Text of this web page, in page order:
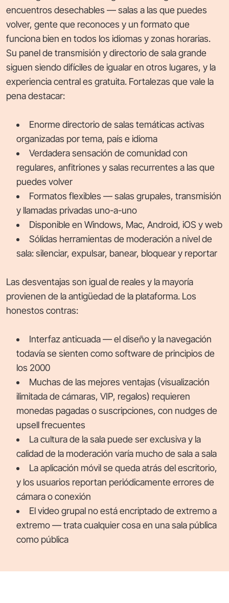
encuentros desechables — salas a las que puedes
volver, gente que reconoces y un formato que
funciona bien en todos los idiomas y zonas horarias.
Su panel de transmisión y directorio de sala grande
siguen siendo difíciles de igualar en otros lugares, y la
experiencia central es gratuita. Fortalezas que vale la
pena destacar:
Enorme directorio de salas temáticas activas
organizadas por tema, país e idioma
Verdadera sensación de comunidad con
regulares, anfitriones y salas recurrentes a las que
puedes volver
Formatos flexibles — salas grupales, transmisión
y llamadas privadas uno-a-uno
Disponible en Windows, Mac, Android, iOS y web
Sólidas herramientas de moderación a nivel de
sala: silenciar, expulsar, banear, bloquear y reportar
Las desventajas son igual de reales y la mayoría
provienen de la antigüedad de la plataforma. Los
honestos contras:
Interfaz anticuada — el diseño y la navegación
todavía se sienten como software de principios de
los 2000
Muchas de las mejores ventajas (visualización
ilimitada de cámaras, VIP, regalos) requieren
monedas pagadas o suscripciones, con nudges de
upsell frecuentes
La cultura de la sala puede ser exclusiva y la
calidad de la moderación varía mucho de sala a sala
La aplicación móvil se queda atrás del escritorio,
y los usuarios reportan periódicamente errores de
cámara o conexión
El video grupal no está encriptado de extremo a
extremo — trata cualquier cosa en una sala pública
como pública